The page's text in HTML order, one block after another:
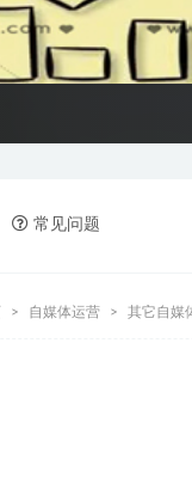
常见问题
自媒体运营 其它自媒